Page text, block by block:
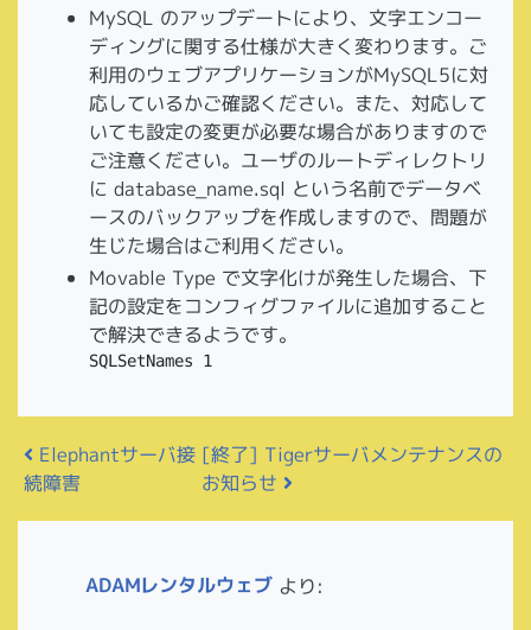
MySQL のアップデートにより、文字エンコー
ディングに関する仕様が大きく変わります。ご
利用のウェブアプリケーションがMySQL5に対
応しているかご確認ください。また、対応して
いても設定の変更が必要な場合がありますので
ご注意ください。ユーザのルートディレクトリ
に database_name.sql という名前でデータベ
ースのバックアップを作成しますので、問題が
生じた場合はご利用ください。
Movable Type で文字化けが発生した場合、下
記の設定をコンフィグファイルに追加すること
で解決できるようです。
SQLSetNames 1
投稿ナビゲーション
Elephantサーバ接
続障害
[終了] Tigerサーバメンテナンスの
お知らせ
ADAMレンタルウェブ より: